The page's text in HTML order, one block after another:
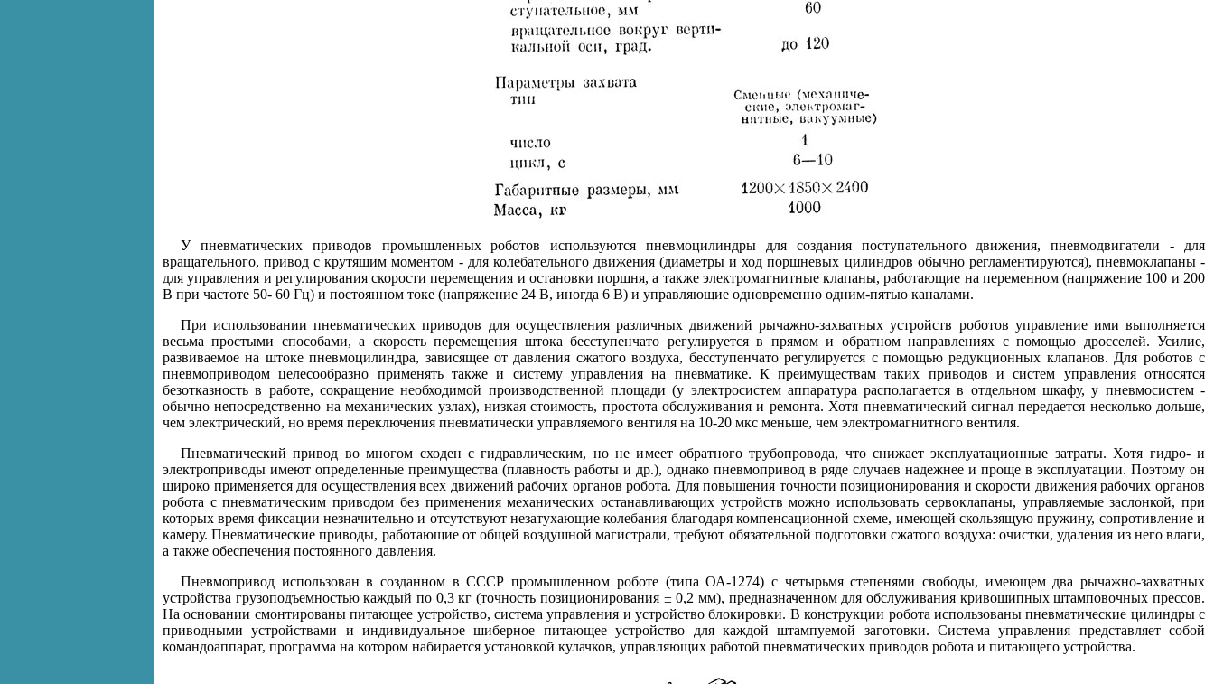
У пневматических приводов промышленных роботов используются пневмоцилиндры для создания поступательного движения, пневмодвигатели - для
вращательного, привод с крутящим моментом - для колебательного движения (диаметры и ход поршневых цилиндров обычно регламентируются), пневмоклапаны -
для управления и регулирования скорости перемещения и остановки поршня, а также электромагнитные клапаны, работающие на переменном (напряжение 100 и 200
В при частоте 50- 60 Гц) и постоянном токе (напряжение 24 В, иногда 6 В) и управляющие одновременно одним-пятью каналами.
При использовании пневматических приводов для осуществления различных движений рычажно-захватных устройств роботов управление ими выполняется
весьма простыми способами, а скорость перемещения штока бесступенчато регулируется в прямом и обратном направлениях с помощью дросселей. Усилие,
развиваемое на штоке пневмоцилиндра, зависящее от давления сжатого воздуха, бесступенчато регулируется с помощью редукционных клапанов. Для роботов с
пневмоприводом целесообразно применять также и систему управления на пневматике. К преимуществам таких приводов и систем управления относятся
безотказность в работе, сокращение необходимой производственной площади (у электросистем аппаратура располагается в отдельном шкафу, у пневмосистем -
обычно непосредственно на механических узлах), низкая стоимость, простота обслуживания и ремонта. Хотя пневматический сигнал передается несколько дольше,
чем электрический, но время переключения пневматически управляемого вентиля на 10-20 мкс меньше, чем электромагнитного вентиля.
Пневматический привод во многом сходен с гидравлическим, но не имеет обратного трубопровода, что снижает эксплуатационные затраты. Хотя гидро- и
электроприводы имеют определенные преимущества (плавность работы и др.), однако пневмопривод в ряде случаев надежнее и проще в эксплуатации. Поэтому он
широко применяется для осуществления всех движений рабочих органов робота. Для повышения точности позиционирования и скорости движения рабочих органов
робота с пневматическим приводом без применения механических останавливающих устройств можно использовать сервоклапаны, управляемые заслонкой, при
которых время фиксации незначительно и отсутствуют незатухающие колебания благодаря компенсационной схеме, имеющей скользящую пружину, сопротивление и
камеру. Пневматические приводы, работающие от общей воздушной магистрали, требуют обязательной подготовки сжатого воздуха: очистки, удаления из него влаги,
а также обеспечения постоянного давления.
Пневмопривод использован в созданном в СССР промышленном роботе (типа ОА-1274) с четырьмя степенями свободы, имеющем два рычажно-захватных
устройства грузоподъемностью каждый по 0,3 кг (точность позиционирования ± 0,2 мм), предназначенном для обслуживания кривошипных штамповочных прессов.
На основании смонтированы питающее устройство, система управления и устройство блокировки. В конструкции робота использованы пневматические цилиндры с
приводными устройствами и индивидуальное шиберное питающее устройство для каждой штампуемой заготовки. Система управления представляет собой
командоаппарат, программа на котором набирается установкой кулачков, управляющих работой пневматических приводов робота и питающего устройства.